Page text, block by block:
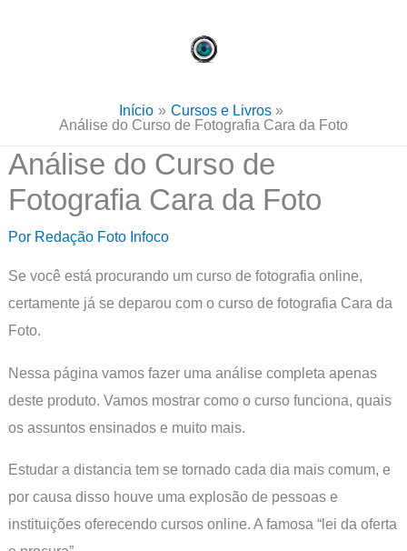
Início
Cursos e Livros
Análise do Curso de Fotografia Cara da Foto
Análise do Curso de
Fotografia Cara da Foto
Por Redação Foto Infoco
Se você está procurando um curso de fotografia online,
certamente já se deparou com o curso de fotografia Cara da
Foto.
Nessa página vamos fazer uma análise completa apenas
deste produto. Vamos mostrar como o curso funciona, quais
os assuntos ensinados e muito mais.
Estudar a distancia tem se tornado cada dia mais comum, e
por causa disso houve uma explosão de pessoas e
instituições oferecendo cursos online. A famosa “lei da oferta